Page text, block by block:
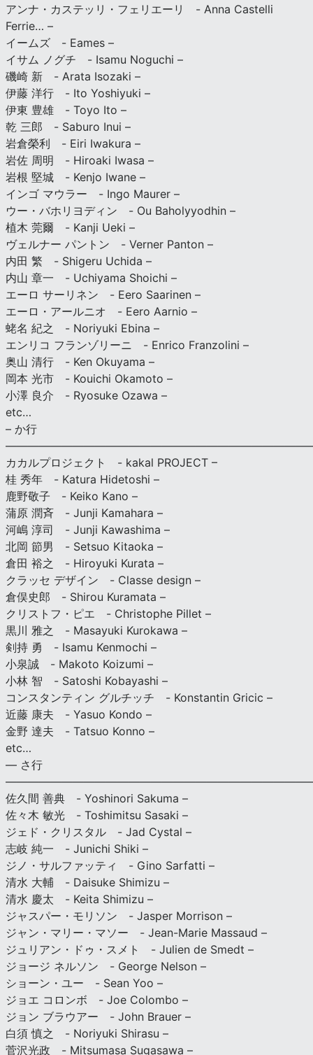
アンナ・カステッリ・フェリエーリ - Anna Castelli
Ferrie… –
イームズ - Eames –
イサム ノグチ - Isamu Noguchi –
磯崎 新 - Arata Isozaki –
伊藤 洋行 - Ito Yoshiyuki –
伊東 豊雄 - Toyo Ito –
乾 三郎 - Saburo Inui –
岩倉榮利 - Eiri Iwakura –
岩佐 周明 - Hiroaki Iwasa –
岩根 堅城 - Kenjo Iwane –
インゴ マウラー - Ingo Maurer –
ウー・バホリヨディン - Ou Baholyyodhin –
植木 莞爾 - Kanji Ueki –
ヴェルナー パントン - Verner Panton –
内田 繁 - Shigeru Uchida –
内山 章一 - Uchiyama Shoichi –
エーロ サーリネン - Eero Saarinen –
エーロ・アールニオ - Eero Aarnio –
蛯名 紀之 - Noriyuki Ebina –
エンリコ フランゾリーニ - Enrico Franzolini –
奥山 清行 - Ken Okuyama –
岡本 光市 - Kouichi Okamoto –
小澤 良介 - Ryosuke Ozawa –
etc…
– か行
カカルプロジェクト - kakal PROJECT –
桂 秀年 - Katura Hidetoshi –
鹿野敬子 - Keiko Kano –
蒲原 潤斉 - Junji Kamahara –
河嶋 淳司 - Junji Kawashima –
北岡 節男 - Setsuo Kitaoka –
倉田 裕之 - Hiroyuki Kurata –
クラッセ デザイン - Classe design –
倉俣史郎 - Shirou Kuramata –
クリストフ・ピエ - Christophe Pillet –
黒川 雅之 - Masayuki Kurokawa –
剣持 勇 - Isamu Kenmochi –
小泉誠 - Makoto Koizumi –
小林 智 - Satoshi Kobayashi –
コンスタンティン グルチッチ - Konstantin Gricic –
近藤 康夫 - Yasuo Kondo –
金野 達夫 - Tatsuo Konno –
etc…
— さ行
佐久間 善典 - Yoshinori Sakuma –
佐々木 敏光 - Toshimitsu Sasaki –
ジェド・クリスタル - Jad Cystal –
志岐 純一 - Junichi Shiki –
ジノ・サルファッティ - Gino Sarfatti –
清水 大輔 - Daisuke Shimizu –
清水 慶太 - Keita Shimizu –
ジャスパー・モリソン - Jasper Morrison –
ジャン・マリー・マソー - Jean-Marie Massaud –
ジュリアン・ドゥ・スメト - Julien de Smedt –
ジョージ ネルソン - George Nelson –
ショーン・ユー - Sean Yoo –
ジョエ コロンボ - Joe Colombo –
ジョン ブラウアー - John Brauer –
白須 慎之 - Noriyuki Shirasu –
菅沢光政 - Mitsumasa Sugasawa –